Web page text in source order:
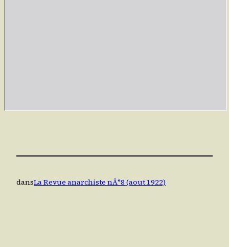
dansLa Revue anarchiste nÂ°8 (aout 1922)